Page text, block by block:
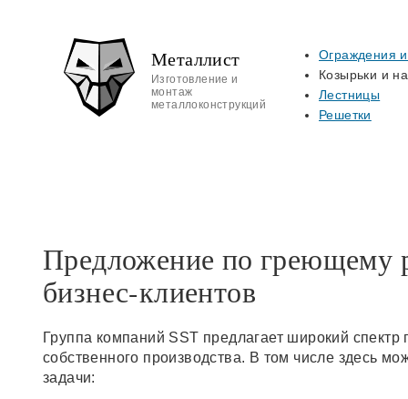
Металлист
Изготовление и
монтаж
металлоконструкций
Ограждения
Козырьки и
Лестницы
Решетки
Предложение по греющему
бизнес-клиентов
Группа компаний SST предлагает широкий
собственного производства. В том числе здесь
задачи: